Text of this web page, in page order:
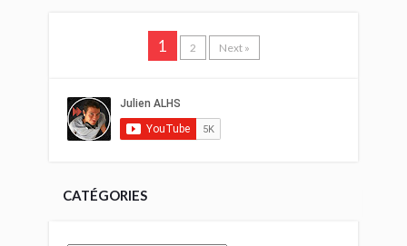
1 2 Next »
CATÉGORIES